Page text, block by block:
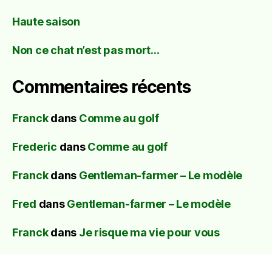
Haute saison
Non ce chat n’est pas mort…
Commentaires récents
Franckdans Comme au golf
Frederic dansComme au golf
Franckdans Gentleman-farmer – Le modèle
Fred dansGentleman-farmer – Le modèle
Franckdans Je risque ma vie pour vous